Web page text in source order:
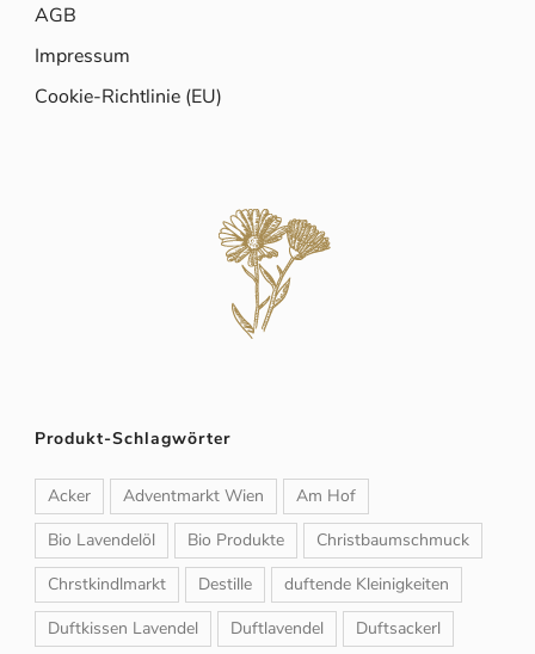
AGB
Impressum
Cookie-Richtlinie (EU)
Produkt-Schlagwörter
Acker Adventmarkt Wien
Am Hof
Bio Lavendelöl
Bio Produkte
Christbaumschmuck
Chrstkindlmarkt
Destille
duftende Kleinigkeiten
Duftkissen Lavendel
Duftlavendel
Duftsackerl